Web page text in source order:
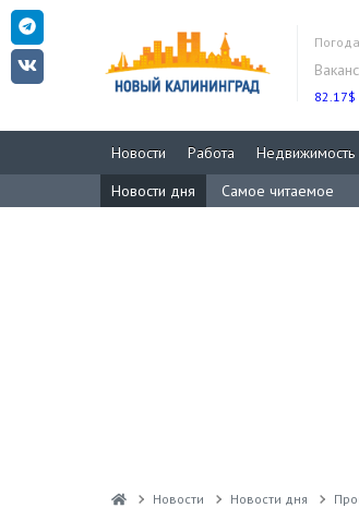
82.17$
Новости Работа Недвижимость
Новости дня
Самое читаемое
Новости Новости дня